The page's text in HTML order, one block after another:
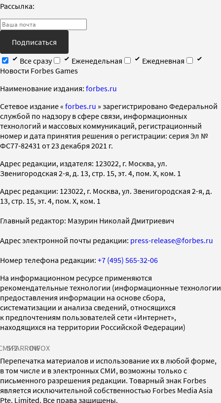
Рассылка:
Подписаться
Все сразу
Еженедельная
Ежедневная
Новости Forbes Games
Наименование издания: forbes.ru
Cетевое издание « forbes.ru » зарегистрировано Федеральной
службой по надзору в сфере связи, информационных
технологий и массовых коммуникаций, регистрационный
номер и дата принятия решения о регистрации: серия Эл №
ФС77-82431 от 23 декабря 2021 г.
Адрес редакции, издателя: 123022, г. Москва, ул.
Звенигородская 2-я, д. 13, стр. 15, эт. 4, пом. X, ком. 1
Адрес редакции: 123022, г. Москва, ул. Звенигородская 2-я, д.
13, стр. 15, эт. 4, пом. X, ком. 1
Главный редактор: Мазурин Николай Дмитриевич
Адрес электронной почты редакции: press-release@forbes.ru
Номер телефона редакции: +7 (495) 565-32-06
На информационном ресурсе применяются
рекомендательные технологии (информационные технологии
предоставления информации на основе сбора,
систематизации и анализа сведений, относящихся
к предпочтениям пользователей сети «Интернет»,
находящихся на территории Российской Федерации)
SPARROWINFOX
Перепечатка материалов и использование их в любой форме,
в том числе и в электронных СМИ, возможны только с
письменного разрешения редакции. Товарный знак Forbes
является исключительной собственностью Forbes Media Asia
Pte. Limited. Все права защищены.